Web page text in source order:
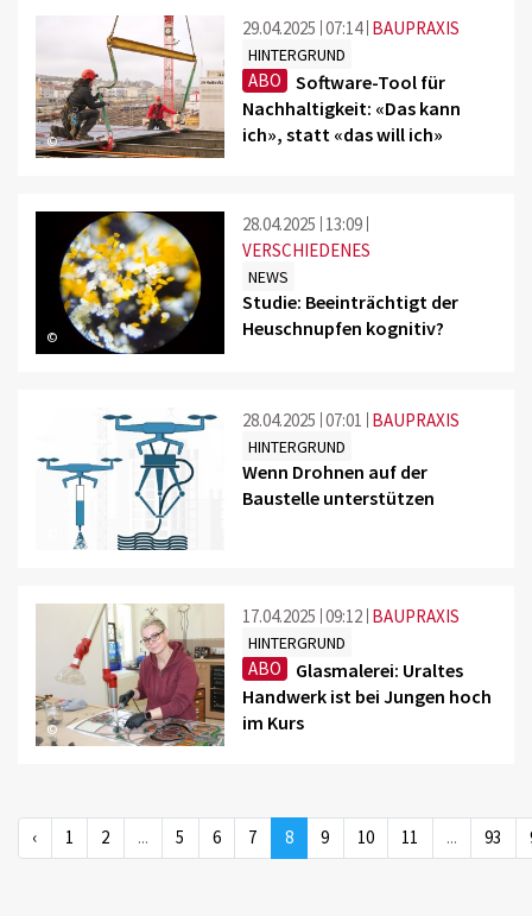
©
29.04.2025 07:14 BAUPRAXIS
HINTERGRUND
ABO
Software-Tool für
Nachhaltigkeit: «Das kann
ich», statt «das will ich»
©
28.04.2025 13:09
VERSCHIEDENES
NEWS
Studie: Beeinträchtigt der
Heuschnupfen kognitiv?
28.04.2025 07:01 BAUPRAXIS
HINTERGRUND
Wenn Drohnen auf der
Baustelle unterstützen
©
17.04.2025 09:12 BAUPRAXIS
HINTERGRUND
ABO
Glasmalerei: Uraltes
Handwerk ist bei Jungen hoch
im Kurs
‹ 1 2 ... 5 6 7 8 9 10 11 ... 93